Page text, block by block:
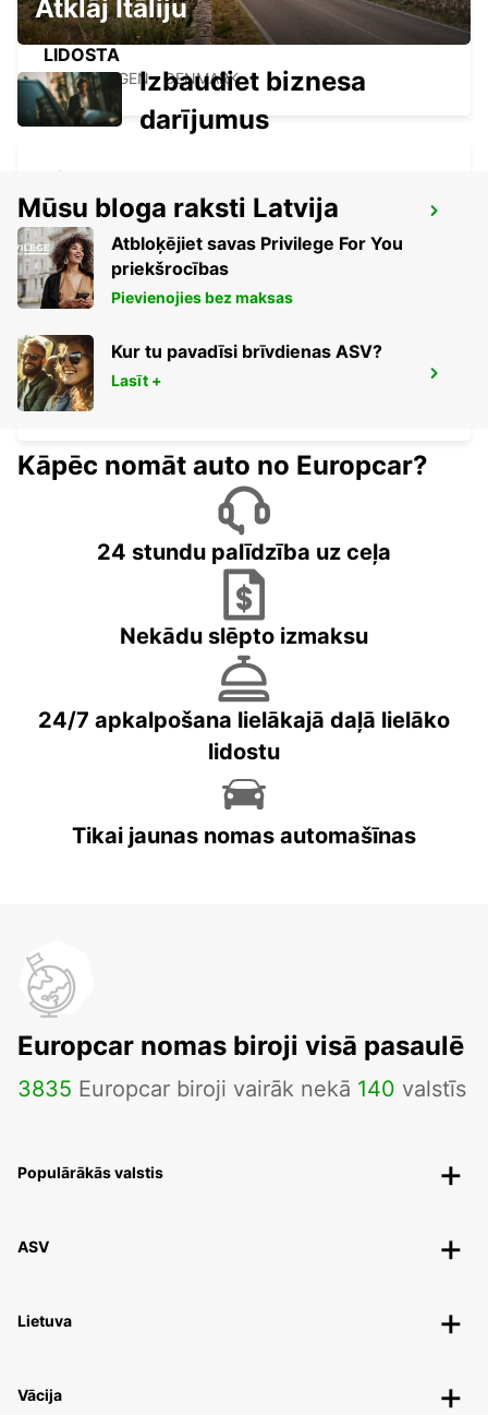
KOPENHAGENA STARPTAUTISKA
LIDOSTA
COPENHAGEN - DENMARK
LYNGBY
LYNGBY - DENMARK
HILLEROED
HILLEROD - DENMARK
Atklāj Itāliju
Izbaudiet biznesa
darījumus
Mūsu bloga raksti Latvija
Atbloķējiet savas Privilege For You
priekšrocības
Pievienojies bez maksas
Kur tu pavadīsi brīvdienas ASV?
Lasīt +
Kāpēc nomāt auto no Europcar?
24 stundu palīdzība uz ceļa
Nekādu slēpto izmaksu
24/7 apkalpošana lielākajā daļā lielāko
lidostu
Tikai jaunas nomas automašīnas
Europcar nomas biroji visā pasaulē
3835 Europcar biroji vairāk nekā 140 valstīs
Populārākās valstis
ASV
Lietuva
Vācija